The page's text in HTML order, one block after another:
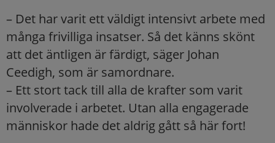
– Det har varit ett väldigt intensivt arbete med
många frivilliga insatser. Så det känns skönt
att det äntligen är färdigt, säger Johan
Ceedigh, som är samordnare.
– Ett stort tack till alla de krafter som varit
involverade i arbetet. Utan alla engagerade
människor hade det aldrig gått så här fort!